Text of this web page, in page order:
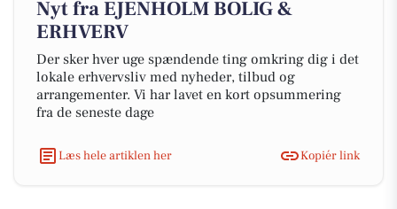
Nyt fra EJENHOLM BOLIG &
ERHVERV
Der sker hver uge spændende ting omkring dig i det
lokale erhvervsliv med nyheder, tilbud og
arrangementer. Vi har lavet en kort opsummering
fra de seneste dage
Læs hele artiklen her Kopiér link